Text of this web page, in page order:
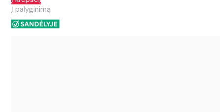
Į palyginimą